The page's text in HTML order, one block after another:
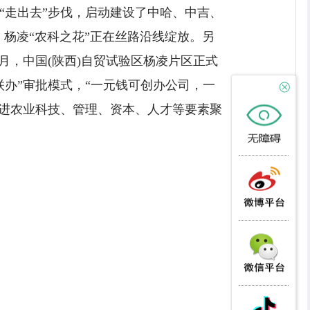
出去”步伐，启动建设了中哈、中吉、
凌“农科之花”正在丝路沿线绽放。另
，中国(陕西)自贸试验区杨凌片区正式
”审批模式，“一元钱可创办公司，一
农业科技、管理、资本、人才等要素聚